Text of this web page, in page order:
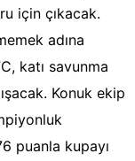
için çıkacak.
adına
katı savunma
Konuk ekip
puanla kupayı